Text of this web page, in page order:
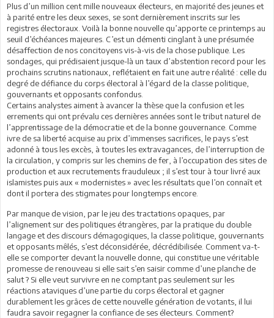
Plus d’un million cent mille nouveaux électeurs, en majorité des jeunes et
à parité entre les deux sexes, se sont dernièrement inscrits sur les
registres électoraux. Voilà la bonne nouvelle qu’apporte ce printemps au
seuil d’échéances majeures. C’est un démenti cinglant à une présumée
désaffection de nos concitoyens vis-à-vis de la chose publique. Les
sondages, qui prédisaient jusque-là un taux d’abstention record pour les
prochains scrutins nationaux, reflétaient en fait une autre réalité : celle du
degré de défiance du corps électoral à l’égard de la classe politique,
gouvernants et opposants confondus.
Certains analystes aiment à avancer la thèse que la confusion et les
errements qui ont prévalu ces dernières années sont le tribut naturel de
l’apprentissage de la démocratie et de la bonne gouvernance. Comme
ivre de sa liberté acquise au prix d’immenses sacrifices, le pays s’est
adonné à tous les excès, à toutes les extravagances, de l’interruption de
la circulation, y compris sur les chemins de fer, à l’occupation des sites de
production et aux recrutements frauduleux ; il s’est tour à tour livré aux
islamistes puis aux « modernistes » avec les résultats que l’on connaît et
dont il portera des stigmates pour longtemps encore.
Par manque de vision, par le jeu des tractations opaques, par
l’alignement sur des politiques étrangères, par la pratique du double
langage et des discours démagogiques, la classe politique, gouvernants
et opposants mêlés, s’est déconsidérée, décrédibilisée. Comment va-t-
elle se comporter devant la nouvelle donne, qui constitue une véritable
promesse de renouveau si elle sait s’en saisir comme d’une planche de
salut ? Si elle veut survivre en ne comptant pas seulement sur les
réactions ataviques d’une partie du corps électoral et gagner
durablement les grâces de cette nouvelle génération de votants, il lui
faudra savoir regagner la confiance de ses électeurs. Comment?